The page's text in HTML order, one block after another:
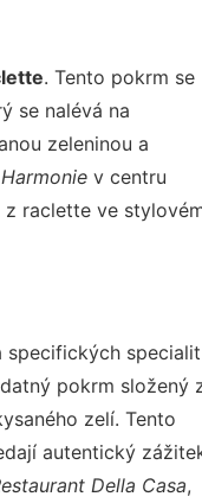
. Tento pokrm se
se nalévá na
zeleninou a
v centru
raclette ve
specifických
pokrm složený
zelí. Tento
autentický
Della Casa,